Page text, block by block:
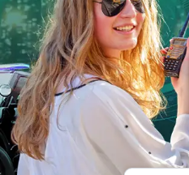
IT
NL
Tickets